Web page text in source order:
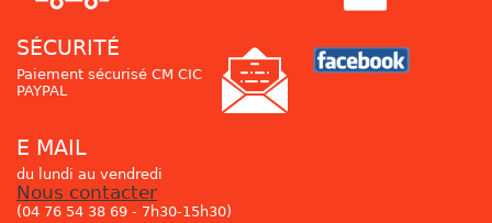
SÉCURITÉ
Paiement sécurisé CM CIC
PAYPAL
E MAIL
du lundi au vendredi
Nous contacter
(04 76 54 38 69 - 7h30-15h30)